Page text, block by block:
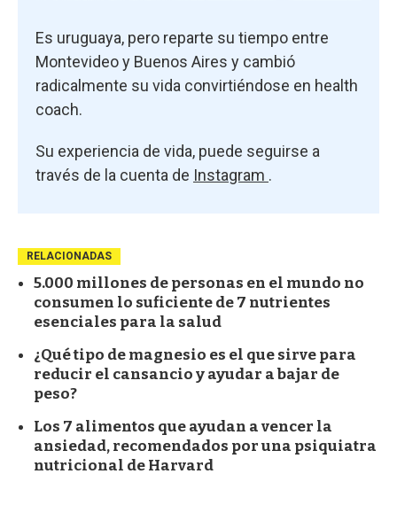
Es uruguaya, pero reparte su tiempo entre
Montevideo y Buenos Aires y cambió
radicalmente su vida convirtiéndose en health
coach.
Su experiencia de vida, puede seguirse a
través de la cuenta de Instagram .
RELACIONADAS
5.000 millones de personas en el mundo no
consumen lo suficiente de 7 nutrientes
esenciales para la salud
¿Qué tipo de magnesio es el que sirve para
reducir el cansancio y ayudar a bajar de
peso?
Los 7 alimentos que ayudan a vencer la
ansiedad, recomendados por una psiquiatra
nutricional de Harvard